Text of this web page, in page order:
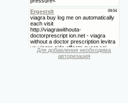
Для добавления необходима
авторизация